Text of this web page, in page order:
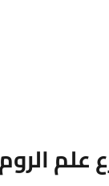
علم الروم